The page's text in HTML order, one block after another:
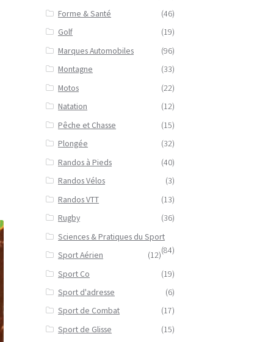
Forme & Santé
(46)
Golf
(19)
Marques Automobiles
(96)
Montagne
(33)
Motos
(22)
Natation
(12)
Pêche et Chasse
(15)
Plongée
(32)
Randos à Pieds
(40)
Randos Vélos
(3)
Randos VTT
(13)
Rugby
(36)
Sciences & Pratiques du Sport
(84)
Sport Aérien
(12)
Sport Co
(19)
Sport d'adresse
(6)
Sport de Combat
(17)
Sport de Glisse
(15)